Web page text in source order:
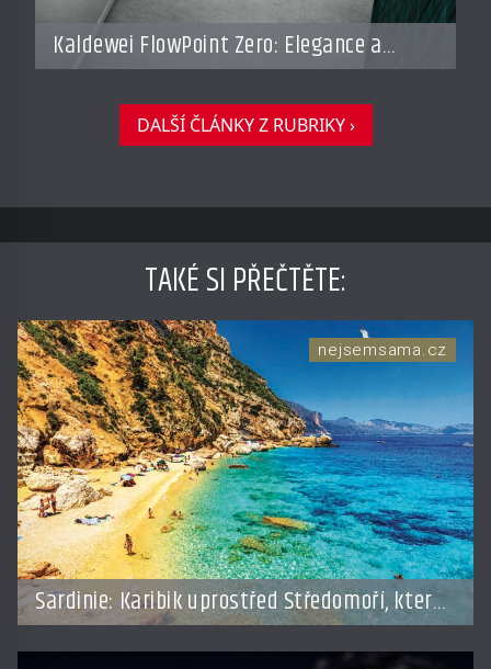
Kaldewei FlowPoint Zero: Elegance a
funkčnost na nejvyšší úrovni
DALŠÍ ČLÁNKY Z RUBRIKY ›
TAKÉ SI PŘEČTĚTE:
Sardinie: Karibik uprostřed Středomoří, který
vás okouzlí
nejsemsama.cz